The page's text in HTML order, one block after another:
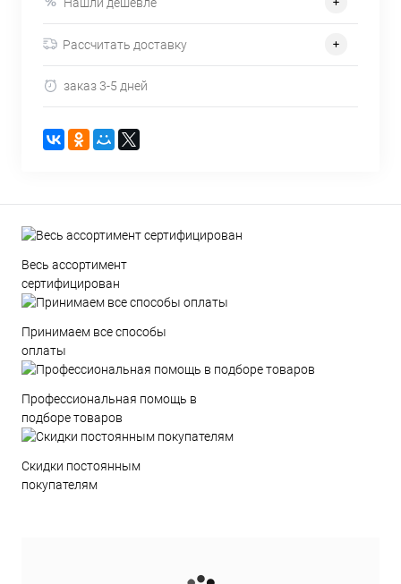
Рассчитать доставку
заказ 3-5 дней
Весь ассортимент
сертифицирован
Принимаем все способы
оплаты
Профессиональная помощь в
подборе товаров
Скидки постоянным
покупателям